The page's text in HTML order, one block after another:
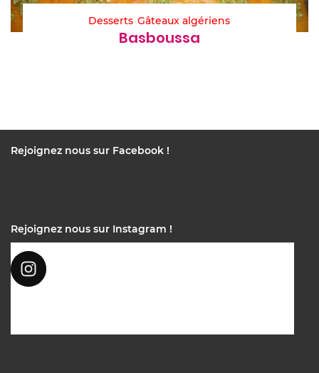
Desserts Gâteaux algériens
Basboussa
Rejoignez nous sur Facebook !
Rejoignez nous sur Instagram !